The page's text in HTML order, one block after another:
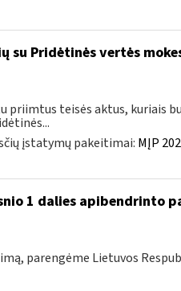
su Pridėtinės vertės
priimtus teisės aktus, kuriais
įstatymų pakeitimai: MĮP
1 dalies apibendrinto
parengėme Lietuvos